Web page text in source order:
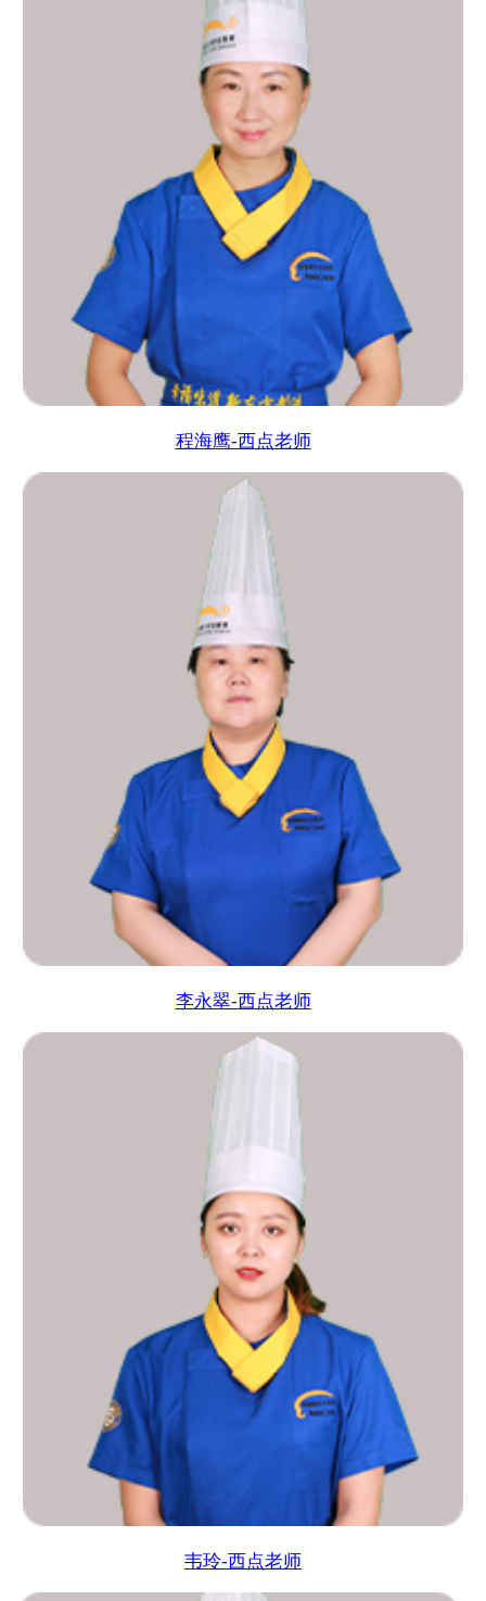
程海鹰-西点老师
李永翠-西点老师
韦玲-西点老师